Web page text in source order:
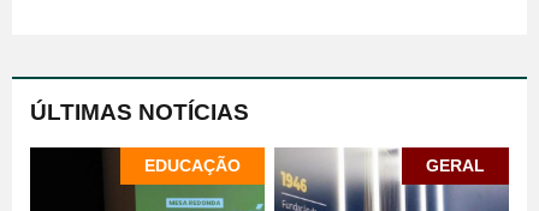
ÚLTIMAS NOTÍCIAS
EDUCAÇÃO GERAL